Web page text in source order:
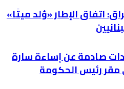
اتفاق الإطار «وُلد ميتًا»
صادمة عن إساءة سارة
رئيس الحكومة